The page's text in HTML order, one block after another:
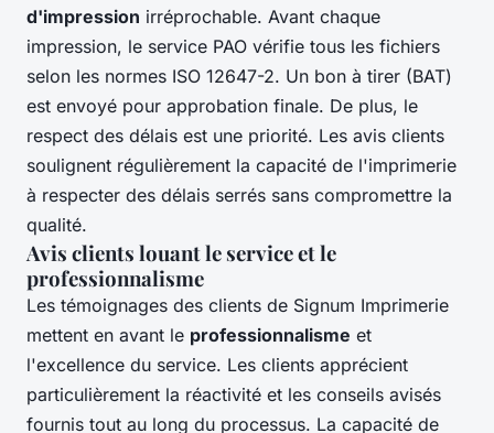
d'impression irréprochable. Avant chaque
impression, le service PAO vérifie tous les fichiers
selon les normes ISO 12647-2. Un bon à tirer (BAT)
est envoyé pour approbation finale. De plus, le
respect des délais est une priorité. Les avis clients
soulignent régulièrement la capacité de l'imprimerie
à respecter des délais serrés sans compromettre la
qualité.
Avis clients louant le service et le
professionnalisme
Les témoignages des clients de Signum Imprimerie
mettent en avant le professionnalisme et
l'excellence du service. Les clients apprécient
particulièrement la réactivité et les conseils avisés
fournis tout au long du processus. La capacité de